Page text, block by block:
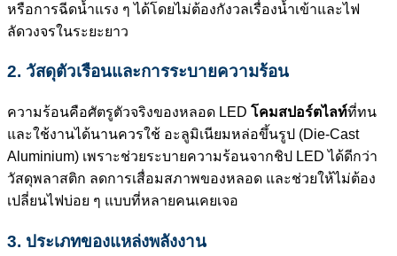
หรือการฉีดน้ำแรง ๆ ได้โดยไม่ต้องกังวลเรื่องน้ำเข้าและไฟ
ลัดวงจรในระยะยาว
2. วัสดุตัวเรือนและการระบายความร้อน
ความร้อนคือศัตรูตัวจริงของหลอด LED โคมสปอร์ตไลท์ที่ทน
และใช้งานได้นานควรใช้ อะลูมิเนียมหล่อขึ้นรูป (Die-Cast
Aluminium) เพราะช่วยระบายความร้อนจากชิป LED ได้ดีกว่า
วัสดุพลาสติก ลดการเสื่อมสภาพของหลอด และช่วยให้ไม่ต้อง
เปลี่ยนไฟบ่อย ๆ แบบที่หลายคนเคยเจอ
3. ประเภทของแหล่งพลังงาน